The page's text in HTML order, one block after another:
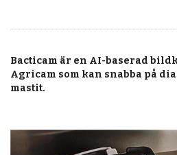
ANNONSERA
OM OSS
Bacticam är en AI-baserad
Agricam som kan snabba på
mastit.